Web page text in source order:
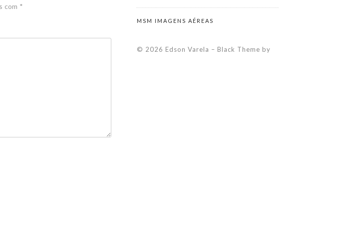
com *
MSM IMAGENS AÉREAS
© 2026 Edson Varela – Black Theme by